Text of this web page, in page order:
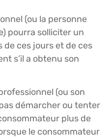
(ou la personne
pourra solliciter un
ces jours et de ces
s’il a obtenu son
(ou son
démarcher ou tenter
plus de
le consommateur